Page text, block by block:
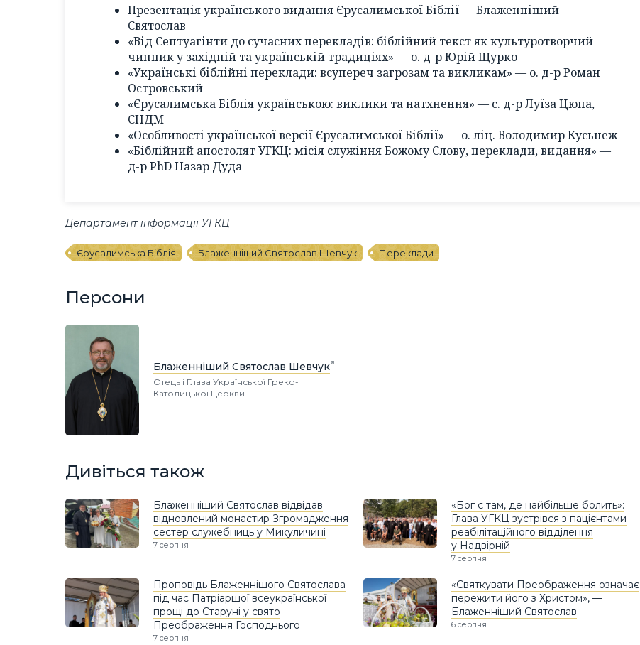
Презентація українського видання Єрусалимської Біблії — Блаженніший
Святослав
«Від Септуагінти до сучасних перекладів: біблійний текст як культуротворчий
чинник у західній та українській традиціях» — о. д-р Юрій Щурко
«Українські біблійні переклади: всупереч загрозам та викликам» — о. д-р Роман
Островський
«Єрусалимська Біблія українською: виклики та натхнення» — с. д-р Луїза Цюпа,
СНДМ
«Особливості української версії Єрусалимської Біблії» — о. ліц. Володимир Кусьнеж
«Біблійний апостолят УГКЦ: місія служіння Божому Слову, переклади, видання» —
д-р PhD Назар Дуда
Департамент інформації УГКЦ
Єрусалимська Біблія Блаженніший Святослав Шевчук Переклади
Персони
Блаженніший Святослав Шевчук
Отець і Глава Української Греко-
Католицької Церкви
Дивіться також
Блаженніший Святослав відвідав
відновлений монастир Згромадження
сестер служебниць у Микуличині
7 серпня
«Бог є там, де найбільше болить»:
Глава УГКЦ зустрівся з пацієнтами
реабілітаційного відділення
у Надвірній
7 серпня
Проповідь Блаженнішого Святослава
під час Патріаршої всеукраїнської
прощі до Старуні у свято
Преображення Господнього
7 серпня
«Святкувати Преображення означає
пережити його з Христом», —
Блаженніший Святослав
6 серпня